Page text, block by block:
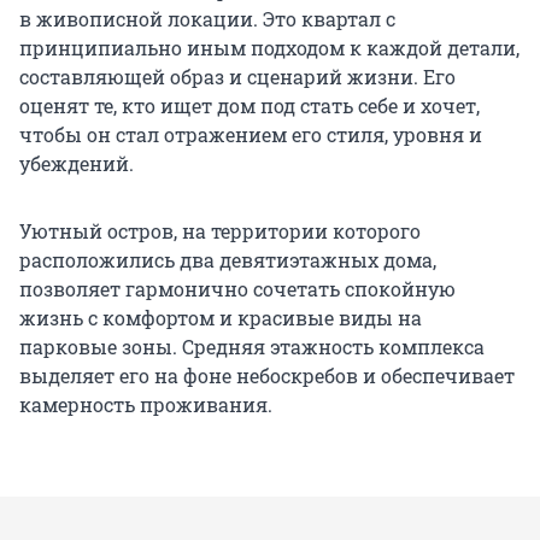
в живописной локации. Это квартал с
принципиально иным подходом к каждой детали,
составляющей образ и сценарий жизни. Его
оценят те, кто ищет дом под стать себе и хочет,
чтобы он стал отражением его стиля, уровня и
убеждений.
Уютный остров, на территории которого
расположились два девятиэтажных дома,
позволяет гармонично сочетать спокойную
жизнь с комфортом и красивые виды на
парковые зоны. Средняя этажность комплекса
выделяет его на фоне небоскребов и обеспечивает
камерность проживания.